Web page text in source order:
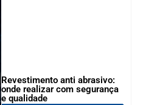
Revestimento anti abrasivo:
onde realizar com segurança
e qualidade